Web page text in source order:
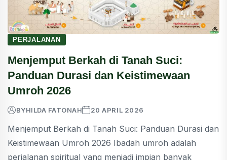
PERJALANAN
Menjemput Berkah di Tanah Suci:
Panduan Durasi dan Keistimewaan
Umroh 2026
BYHILDA FATONAH 20 APRIL 2026
Menjemput Berkah di Tanah Suci: Panduan Durasi dan
Keistimewaan Umroh 2026 Ibadah umroh adalah
perjalanan spiritual yang menjadi impian banyak